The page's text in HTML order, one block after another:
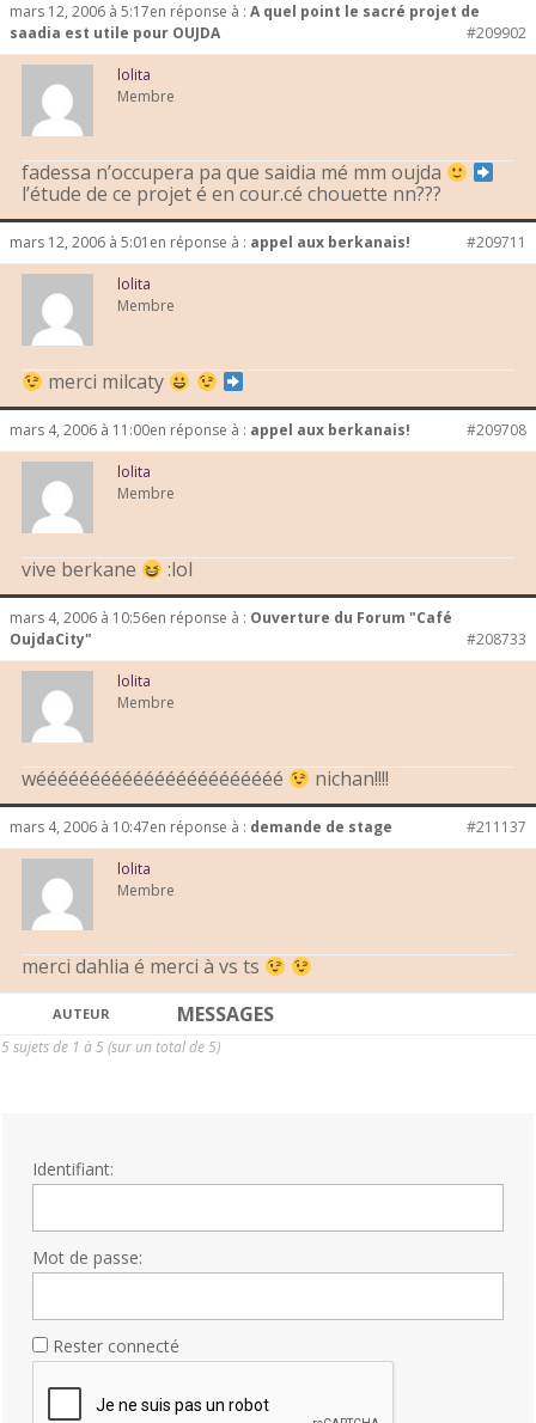
mars 12, 2006 à 5:17en réponse à : A quel point le sacré projet de
saadia est utile pour OUJDA
#209902
lolita
Membre
fadessa n’occupera pa que saidia mé mm oujda
l’étude de ce projet é en cour.cé chouette nn???
mars 12, 2006 à 5:01 en réponse à : appel aux berkanais! #209711
lolita
Membre
merci milcaty
mars 4, 2006 à 11:00en réponse à : appel aux berkanais! #209708
lolita
Membre
vive berkane :lol
mars 4, 2006 à 10:56en réponse à : Ouverture du Forum "Café
OujdaCity"
#208733
lolita
Membre
wééééééééééééééééééééééé nichan!!!!
mars 4, 2006 à 10:47en réponse à : demande de stage #211137
lolita
Membre
merci dahlia é merci à vs ts
AUTEUR MESSAGES
5 sujets de 1 à 5 (sur un total de 5)
Identifiant:
Mot de passe:
Rester connecté